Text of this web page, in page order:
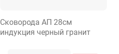
Сковорода АП 28см
индукция черный гранит